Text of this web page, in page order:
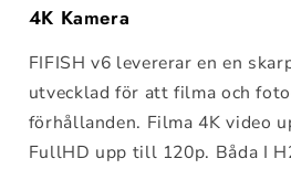
4K Kamera
FIFISH v6 levererar en en
utvecklad för att filma och
förhållanden. Filma 4K video
FullHD upp till 120p. Båda I